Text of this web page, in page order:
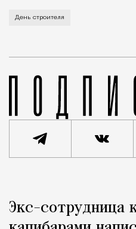
В этом году
День строителя
Город
Экс-сотрудница